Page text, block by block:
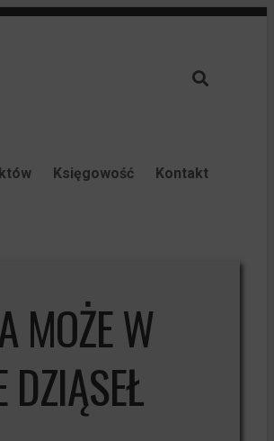
Księgowość Kontakt
MOŻE W